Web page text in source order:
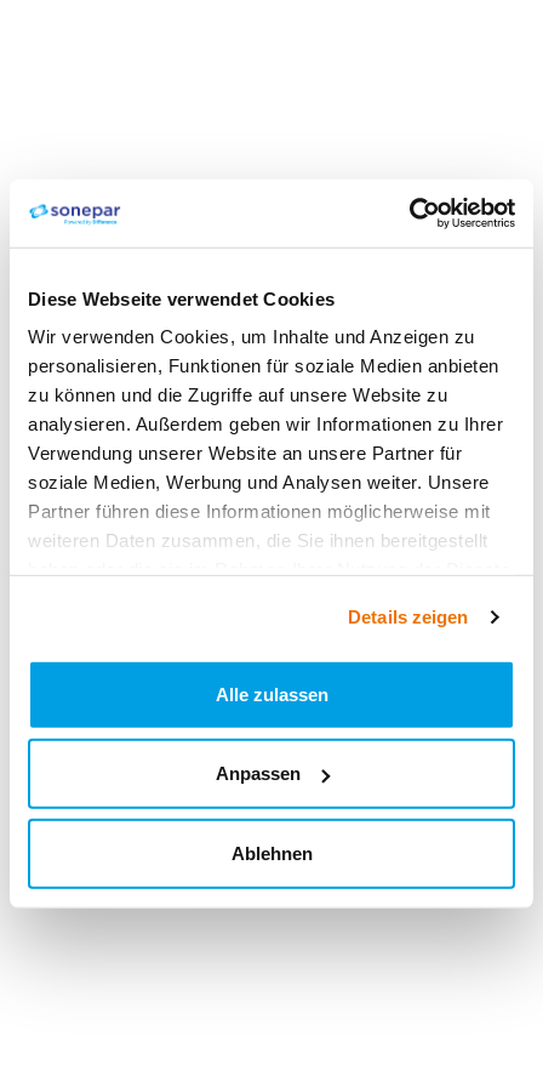
Diese Webseite verwendet Cookies
Wir verwenden Cookies, um Inhalte und Anzeigen zu
personalisieren, Funktionen für soziale Medien anbieten
zu können und die Zugriffe auf unsere Website zu
analysieren. Außerdem geben wir Informationen zu Ihrer
Verwendung unserer Website an unsere Partner für
soziale Medien, Werbung und Analysen weiter. Unsere
Partner führen diese Informationen möglicherweise mit
weiteren Daten zusammen, die Sie ihnen bereitgestellt
Details zeigen
Alle zulassen
Anpassen
Ablehnen